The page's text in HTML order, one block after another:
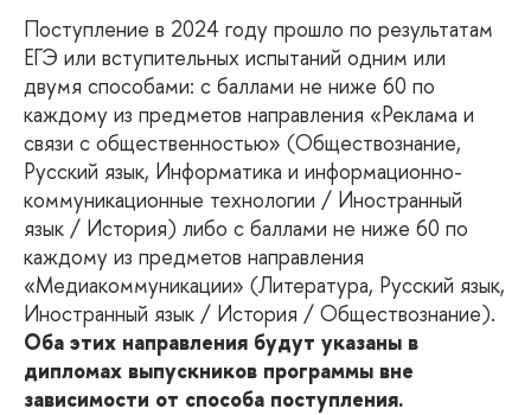
Поступление в 2024 году прошло по результатам
ЕГЭ или вступительных испытаний одним или
двумя способами: с баллами не ниже 60 по
каждому из предметов направления «Реклама и
связи с общественностью» (Обществознание,
Русский язык, Информатика и информационно-
коммуникационные технологии / Иностранный
язык / История) либо с баллами не ниже 60 по
каждому из предметов направления
«Медиакоммуникации» (Литература, Русский язык,
Иностранный язык / История / Обществознание).
Оба этих направления будут указаны в
дипломах выпускников программы вне
зависимости от способа поступления.